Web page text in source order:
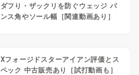
ダフり・ザックリを防ぐウェッジ バ
ンス角やソール幅［関連動画あり］
Xフォージドスターアイアン評価とス
ペック 中古販売あり［試打動画も］